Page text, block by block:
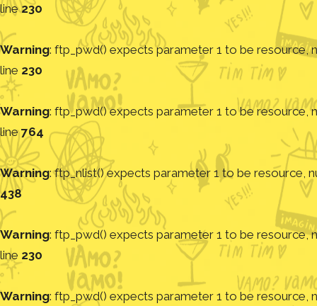
line230
Warning: ftp_pwd() expects parameter 1 to be resource,
line 230
Warning: ftp_pwd() expects parameter 1 to be resource,
line764
Warning: ftp_nlist() expects parameter 1 to be resource,
438
Warning: ftp_pwd() expects parameter 1 to be resource,
line 230
Warning: ftp_pwd() expects parameter 1 to be resource,